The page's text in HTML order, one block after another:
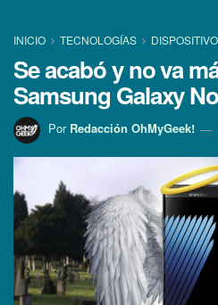
INICIO TECNOLOGÍ­AS
Se acabó y no va
Samsung Galaxy
Por Redacción OhMyGeek!